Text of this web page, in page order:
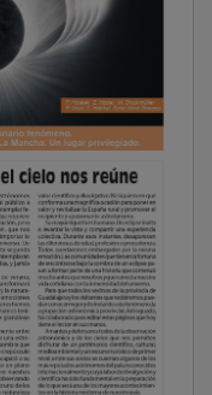
el triunfo
del Triatlón
con un registro de